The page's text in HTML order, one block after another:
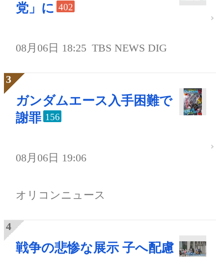
党」に 402
08月06日 18:25 TBS NEWS DIG
ガンダムエース入手困難で
謝罪 156
08月06日 19:06
オリコンニュース
戦争の悲惨な展示 子へ配慮